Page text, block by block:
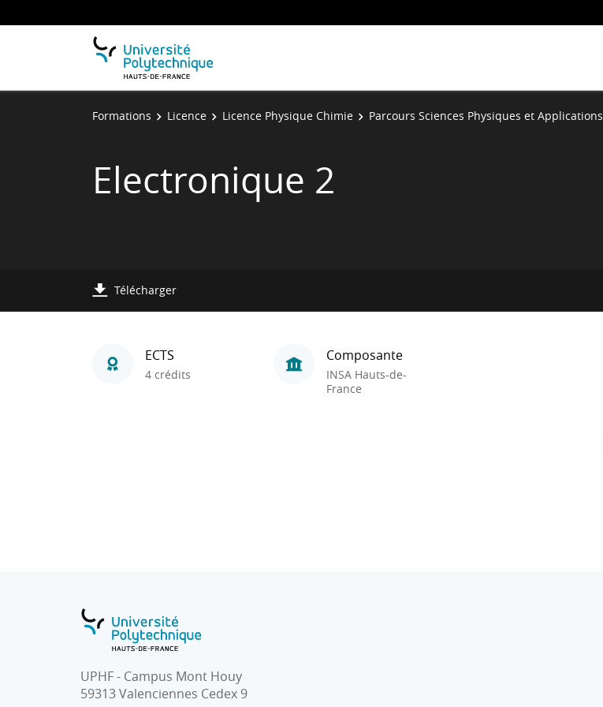
Formations Licence Licence Physique Chimie Parcours Sciences Physiques et Applications
Electronique 2
Télécharger
ECTS
4 crédits
Composante
INSA Hauts-de-
France
UPHF - Campus Mont Houy
59313 Valenciennes Cedex 9